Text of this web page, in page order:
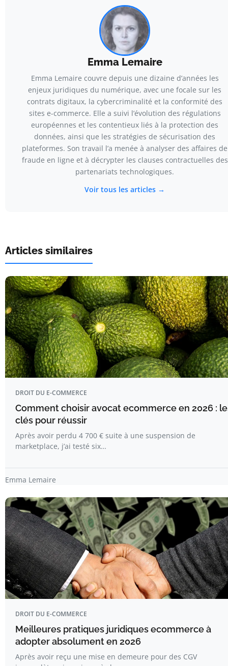
Emma Lemaire
Emma Lemaire couvre depuis une dizaine d’années les
enjeux juridiques du numérique, avec une focale sur les
contrats digitaux, la cybercriminalité et la conformité des
sites e-commerce. Elle a suivi l’évolution des régulations
européennes et les contentieux liés à la protection des
données, ainsi que les stratégies de sécurisation des
plateformes. Son travail l’a menée à analyser des affaires de
fraude en ligne et à décrypter les clauses contractuelles des
partenariats technologiques.
Voir tous les articles →
Articles similaires
DROIT DU E-COMMERCE
Comment choisir avocat ecommerce en 2026 :
clés pour réussir
Après avoir perdu 4 700 € suite à une suspension de
marketplace, j’ai testé six…
Emma Lemaire
DROIT DU E-COMMERCE
Meilleures pratiques juridiques ecommerce à
adopter absolument en 2026
Après avoir reçu une mise en demeure pour des CGV